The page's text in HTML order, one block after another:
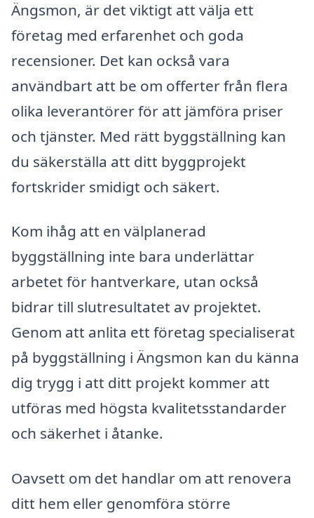
Ängsmon, är det viktigt att välja ett
företag med erfarenhet och goda
recensioner. Det kan också vara
användbart att be om offerter från flera
olika leverantörer för att jämföra priser
och tjänster. Med rätt byggställning kan
du säkerställa att ditt byggprojekt
fortskrider smidigt och säkert.
Kom ihåg att en välplanerad
byggställning inte bara underlättar
arbetet för hantverkare, utan också
bidrar till slutresultatet av projektet.
Genom att anlita ett företag specialiserat
på byggställning i Ängsmon kan du känna
dig trygg i att ditt projekt kommer att
utföras med högsta kvalitetsstandarder
och säkerhet i åtanke.
Oavsett om det handlar om att renovera
ditt hem eller genomföra större